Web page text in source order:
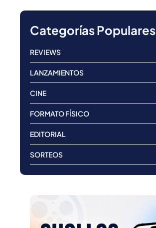
Categorías Populares
REVIEWS
LANZAMIENTOS
CINE
FORMATO FÍSICO
EDITORIAL
SORTEOS